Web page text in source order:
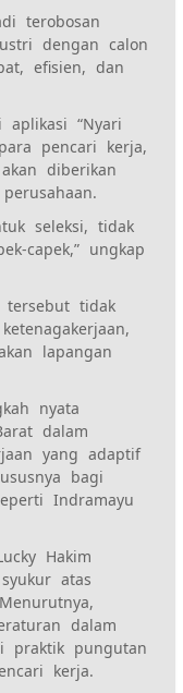
terobosan
dengan calon
efisien, dan
aplikasi “Nyari
pencari kerja,
diberikan
seleksi, tidak
capek,” ungkap
tersebut tidak
lapangan
nyata
dalam
yang adaptif
bagi
Indramayu
Hakim
atas
dalam
praktik pungutan
kerja.